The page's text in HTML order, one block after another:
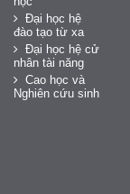
Đại học hệ
đào tạo từ xa
Đại học hệ cử
nhân tài năng
Cao học và
Nghiên cứu sinh